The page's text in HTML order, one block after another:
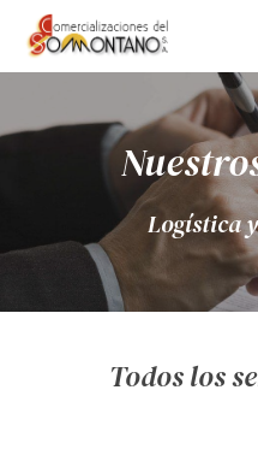
Logística
Todos los